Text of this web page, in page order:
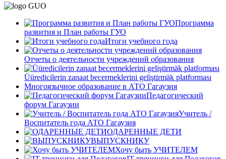
Программа
развития и План работы ГУО
Итоги учебного года
Отчеты о деятельности учреждений образования
Üüredicilerin zanaat becermeklerini geliştirmäk platforması
Многоязычное образование в АТО Гагаузия
Педагогический
форум Гагаузии
Учитель /
Воспитатель года АТО Гагаузия
ОДАРЕННЫЕ ДЕТИ
ВЫПУСКНИКУ
Хочу быть УЧИТЕЛЕМ